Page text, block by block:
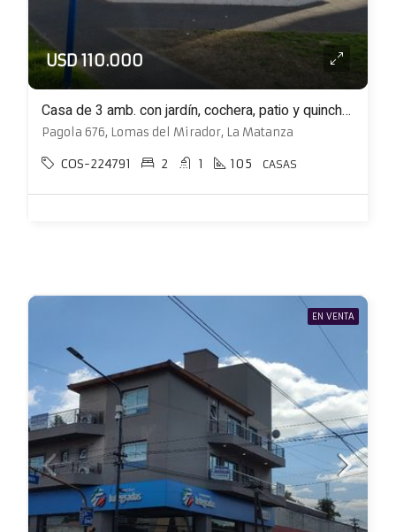
USD 110.000
Casa de 3 amb. con jardín, cochera, patio y quincho ubicada en esquina
Pagola 676, Lomas del Mirador, La Matanza
COS-224791 2 1 105 CASAS
EN VENTA